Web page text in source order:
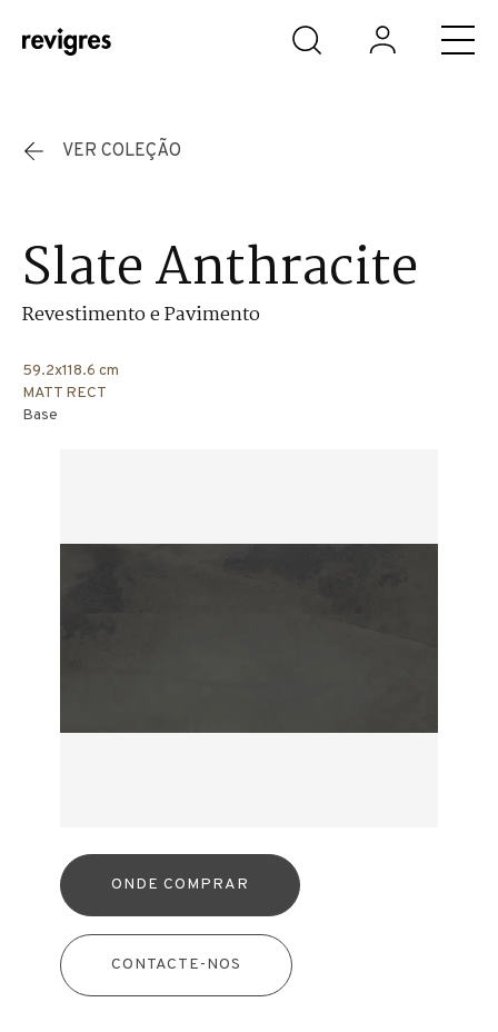
Saltar para o conteúdo principal
VER COLEÇÃO
Slate Anthracite
Revestimento e Pavimento
59.2x118.6 cm
MATT RECT
Base
ONDE COMPRAR
CONTACTE-NOS